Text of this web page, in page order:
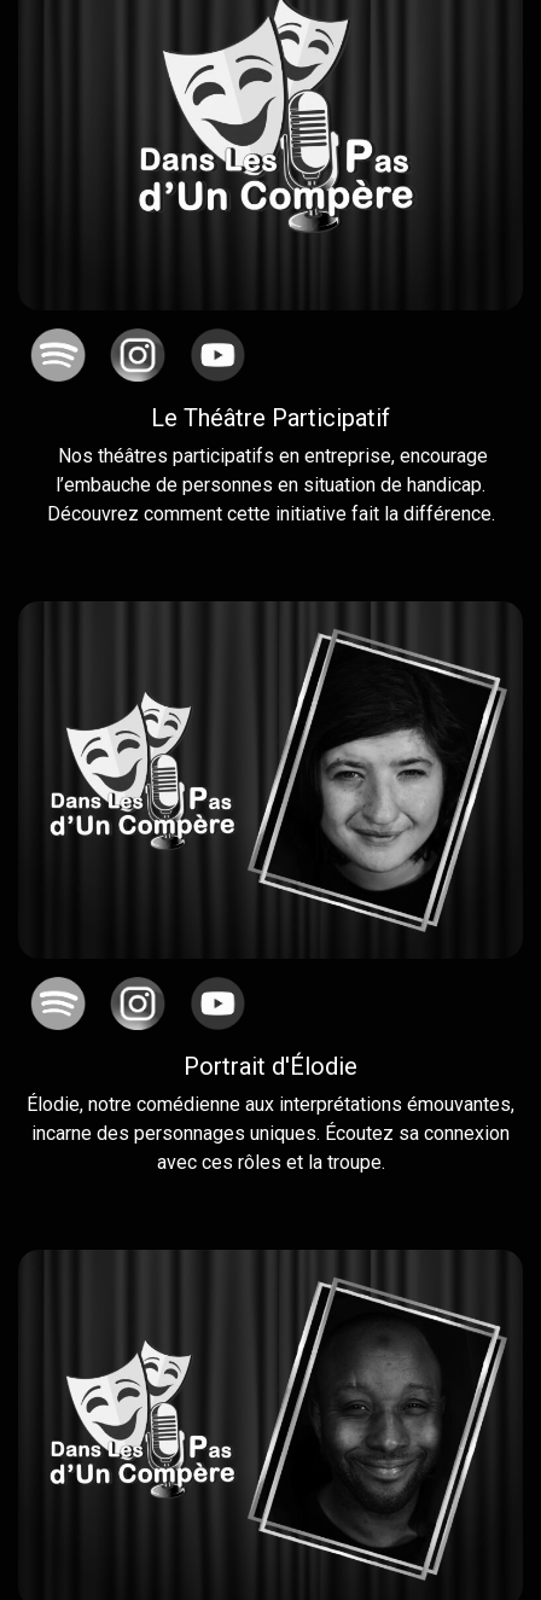
Le Théâtre Participatif
Nos théâtres participatifs en entreprise, encourage
l’embauche de personnes en situation de handicap.
Découvrez comment cette initiative fait la différence.
Portrait d'Élodie
Élodie, notre comédienne aux interprétations émouvantes,
incarne des personnages uniques. Écoutez sa connexion
avec ces rôles et la troupe.